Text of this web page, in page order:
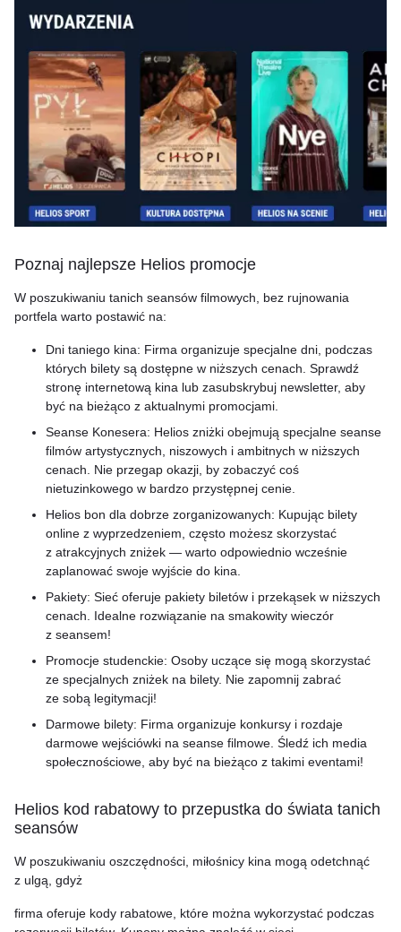
Poznaj najlepsze Helios promocje
W poszukiwaniu tanich seansów filmowych, bez rujnowania
portfela warto postawić na:
Dni taniego kina: Firma organizuje specjalne dni, podczas
których bilety są dostępne w niższych cenach. Sprawdź
stronę internetową kina lub zasubskrybuj newsletter, aby
być na bieżąco z aktualnymi promocjami.
Seanse Konesera: Helios zniżki obejmują specjalne seanse
filmów artystycznych, niszowych i ambitnych w niższych
cenach. Nie przegap okazji, by zobaczyć coś
nietuzinkowego w bardzo przystępnej cenie.
Helios bon dla dobrze zorganizowanych: Kupując bilety
online z wyprzedzeniem, często możesz skorzystać
z atrakcyjnych zniżek — warto odpowiednio wcześnie
zaplanować swoje wyjście do kina.
Pakiety: Sieć oferuje pakiety biletów i przekąsek w niższych
cenach. Idealne rozwiązanie na smakowity wieczór
z seansem!
Promocje studenckie: Osoby uczące się mogą skorzystać
ze specjalnych zniżek na bilety. Nie zapomnij zabrać
ze sobą legitymacji!
Darmowe bilety: Firma organizuje konkursy i rozdaje
darmowe wejściówki na seanse filmowe. Śledź ich media
społecznościowe, aby być na bieżąco z takimi eventami!
Helios kod rabatowy to przepustka do świata tanich
seansów
W poszukiwaniu oszczędności, miłośnicy kina mogą odetchnąć
z ulgą, gdyż
firma oferuje kody rabatowe, które można wykorzystać podczas